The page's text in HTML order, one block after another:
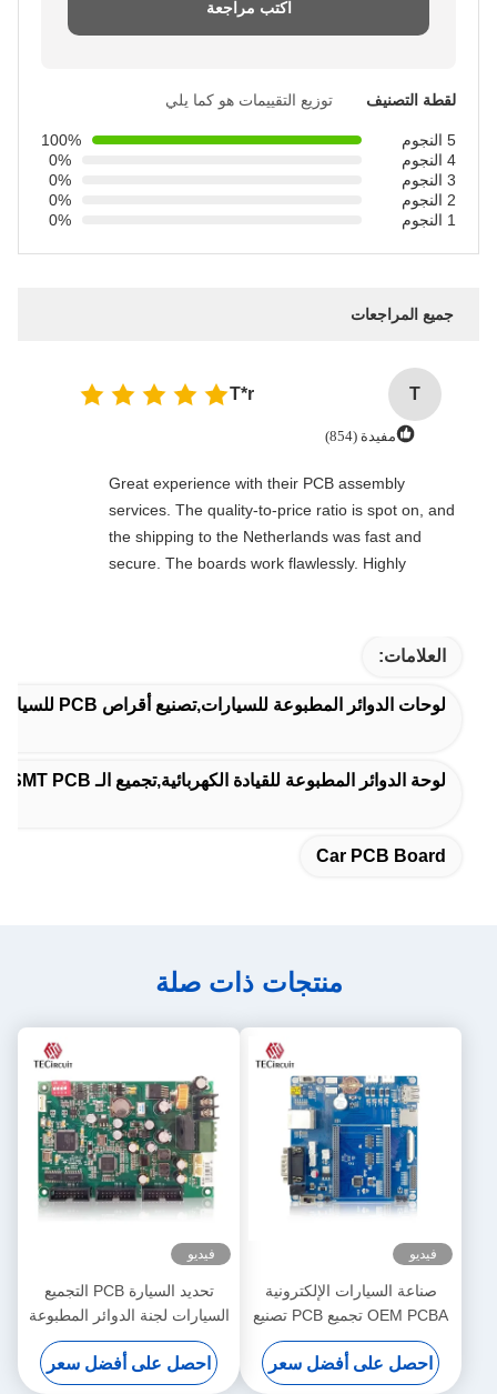
اكتب مراجعة
لقطة التصنيف توزيع التقييمات هو كما يلي
5 النجوم
100%
4 النجوم
0%
0%
0%
0%
جميع المراجعات
T
T*r
مفيدة (854)
Great experience with their PCB assembly
services. The quality-to-price ratio is spot on, and
the shipping to the Netherlands was fast and
secure. The boards work flawlessly. Highly
العلامات:
لوحات الدوائر المطبوعة للسيارات,تصنيع أقراص PCB للسيارات,لوحة PCB للسيارات
لوحة الدوائر المطبوعة للقيادة الكهربائية,تجميع الـ SMT PCB للسيارات
Car PCB Board
منتجات ذات صلة
فيديو
صناعة السيارات الإلكترونية
OEM PCBA تجميع PCB تصنيع
السيارات حلول PCBA
احصل على أفضل سعر
فيديو
تحديد السيارة PCB التجميع
السيارات لجنة الدوائر المطبوعة
PCBA متعددة الطبقات
احصل على أفضل سعر